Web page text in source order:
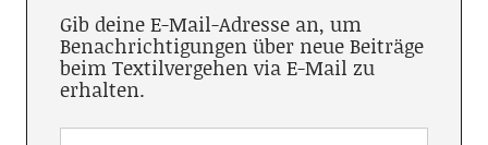
Gib deine E-Mail-Adresse an, um
Benachrichtigungen über neue Beiträge
beim Textilvergehen via E-Mail zu
erhalten.